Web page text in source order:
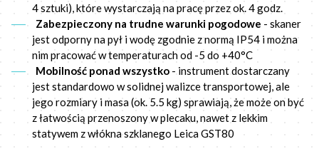
4 sztuki), które wystarczają na pracę przez ok. 4 godz.
Zabezpieczony na trudne warunki pogodowe - skaner
jest odporny na pył i wodę zgodnie z normą IP54 i można
nim pracować w temperaturach od -5 do +40°C
Mobilność ponad wszystko - instrument dostarczany
jest standardowo w solidnej walizce transportowej, ale
jego rozmiary i masa (ok. 5.5 kg) sprawiają, że może on być
z łatwością przenoszony w plecaku, nawet z lekkim
statywem z włókna szklanego Leica GST80